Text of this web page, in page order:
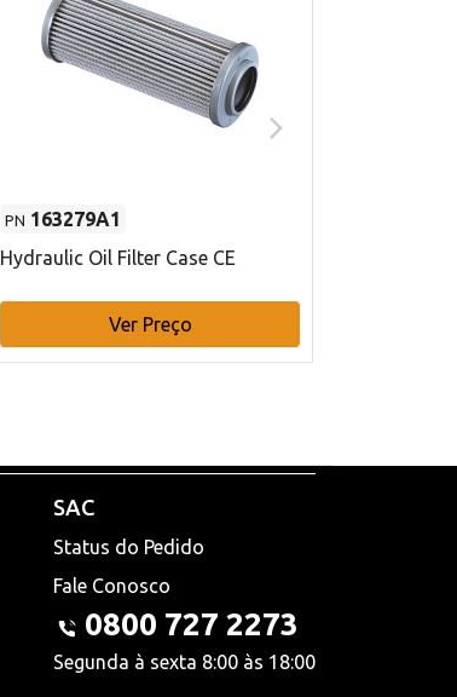
PN 163279A1
Hydraulic Oil Filter Case CE
Ver Preço
SAC
Status do Pedido
Fale Conosco
0800 727 2273
Segunda à sexta 8:00 às 18:00